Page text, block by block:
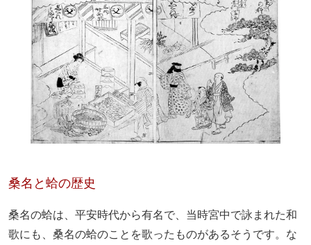
桑名と蛤の歴史
桑名の蛤は、平安時代から有名で、当時宮中で詠まれた和
歌にも、桑名の蛤のことを歌ったものがあるそうです。な